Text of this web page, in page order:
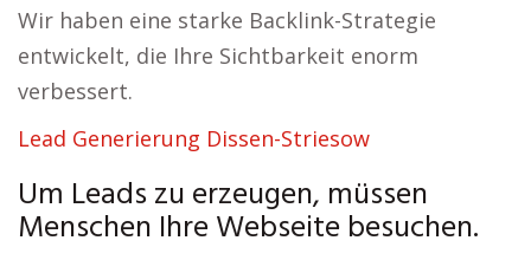
Wir haben eine starke Backlink-Strategie
entwickelt, die Ihre Sichtbarkeit enorm
verbessert.
Lead Generierung Dissen-Striesow
Um Leads zu erzeugen, müssen
Menschen Ihre Webseite besuchen.